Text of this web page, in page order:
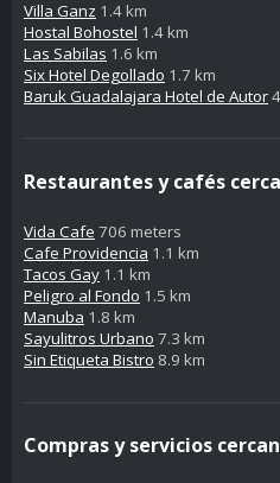
Villa Ganz 1.4 km
Hostal Bohostel 1.4 km
Las Sabilas 1.6 km
Six Hotel Degollado 1.7 km
Baruk Guadalajara Hotel de Autor
Restaurantes y cafés
Vida Cafe 706 meters
Cafe Providencia 1.1 km
Tacos Gay 1.1 km
Peligro al Fondo 1.5 km
Manuba 1.8 km
Sayulitros Urbano 7.3 km
Sin Etiqueta Bistro 8.9 km
Compras y servicios